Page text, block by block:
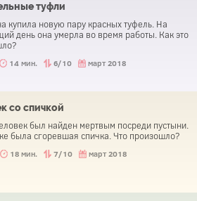
туфли
купила новую пару красных туфель. На
день она умерла во время работы. Как это
14 мин. 6/10 март 2018
со спичкой
был найден мертвым посреди пустыни.
была сгоревшая спичка. Что произошло?
18 мин. 7/10 март 2018